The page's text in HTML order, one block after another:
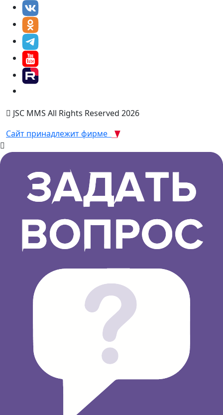
JSC MMS All Rights Reserved 2026
Сайт принадлежит фирме